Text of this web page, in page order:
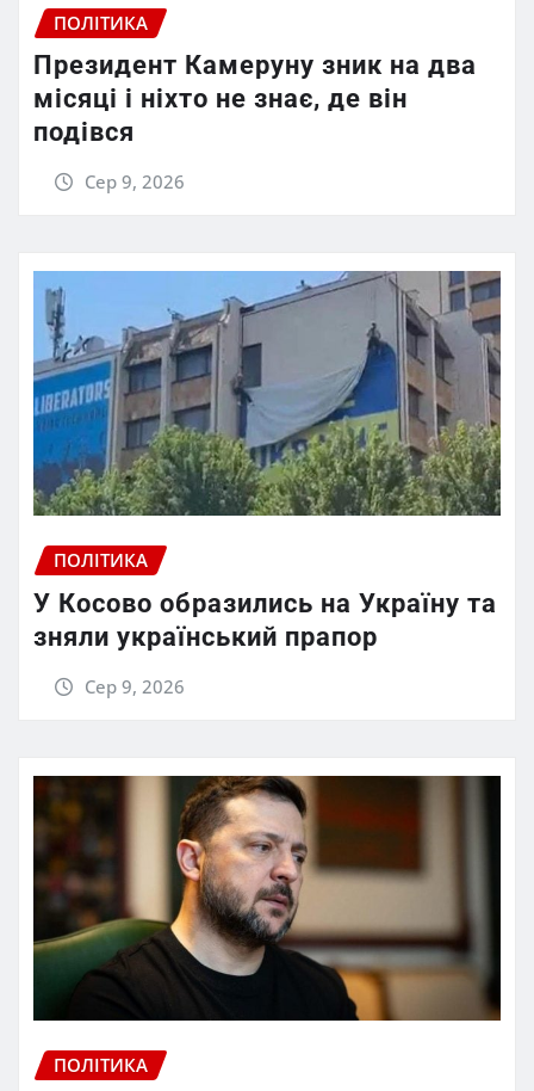
ПОЛІТИКА
Президент Камеруну зник на два
місяці і ніхто не знає, де він
подівся
Сер 9, 2026
ПОЛІТИКА
У Косово образились на Україну та
зняли український прапор
Сер 9, 2026
ПОЛІТИКА